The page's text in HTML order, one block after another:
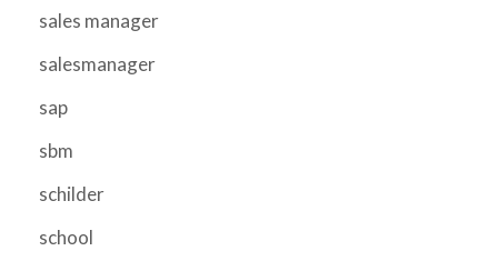
sales manager
salesmanager
sap
sbm
schilder
school